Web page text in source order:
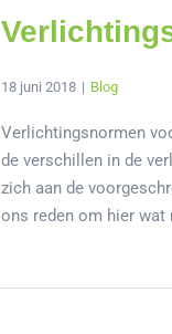
18 juni 2018 | Blog
Verlichtingsnormen
de verschillen in de
zich aan de
ons reden om hier wat